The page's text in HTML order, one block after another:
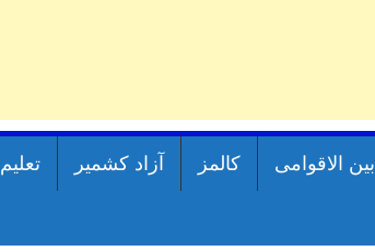
بین الاقوامی کالمز آزاد کشمیر تعلیم